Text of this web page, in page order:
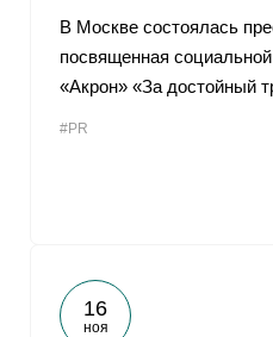
В Москве состоялась
посвященная
«Акрон» «За достойный
#PR
16
ноя